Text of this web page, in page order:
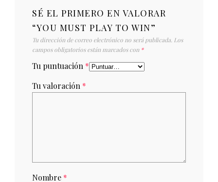
SÉ EL PRIMERO EN VALORAR
“YOU MUST PLAY TO WIN”
Tu dirección de correo electrónico no será publicada. Los
campos obligatorios están marcados con *
Tu puntuación *
Tu valoración *
Nombre *